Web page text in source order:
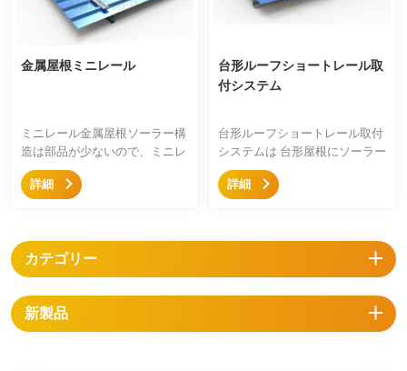
金属屋根ミニレール
ミニレール金属屋根ソーラー構
造は部品が少ないので、ミニレ
ール、中間固定金具と端部固定
金具だけで、取付に非常便利、
に節約できます。
詳細
台形ルーフショートレール取
付システム
台形ルーフショートレール取付
システムは 台形屋根にソーラー
パネルを配置するための迅速な
取り付けソリューションです。
に簡単に設置できます。
詳細
カテゴリー
新製品